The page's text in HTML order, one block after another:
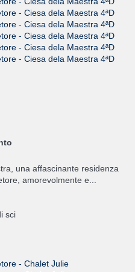
una affascinante residenza
amorevolmente e...
sci